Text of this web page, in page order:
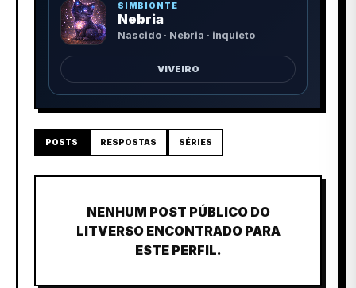
SIMBIONTE
Nebria
Nascido · Nebria · inquieto
VIVEIRO
POSTS RESPOSTAS SÉRIES
NENHUM POST PÚBLICO DO
LITVERSO ENCONTRADO PARA
ESTE PERFIL.